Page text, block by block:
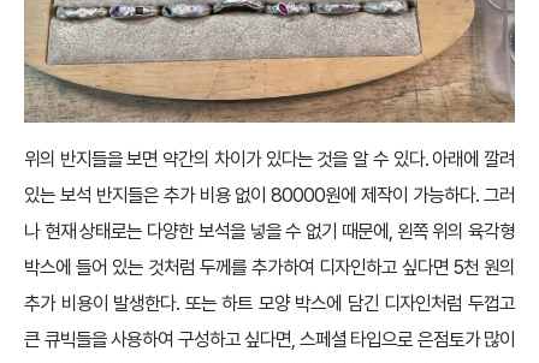
위의 반지들을 보면 약간의 차이가 있다는 것을 알 수 있다. 아래에 깔려
있는 보석 반지들은 추가 비용 없이 80000원에 제작이 가능하다. 그러
나 현재 상태로는 다양한 보석을 넣을 수 없기 때문에, 왼쪽 위의 육각형
박스에 들어 있는 것처럼 두께를 추가하여 디자인하고 싶다면 5천 원의
추가 비용이 발생한다. 또는 하트 모양 박스에 담긴 디자인처럼 두껍고
큰 큐빅들을 사용하여 구성하고 싶다면, 스페셜 타입으로 은점토가 많이